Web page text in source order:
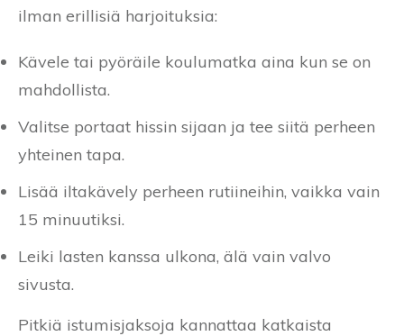
ilman erillisiä harjoituksia:
Kävele tai pyöräile koulumatka aina kun se on
mahdollista.
Valitse portaat hissin sijaan ja tee siitä perheen
yhteinen tapa.
Lisää iltakävely perheen rutiineihin, vaikka vain
15 minuutiksi.
Leiki lasten kanssa ulkona, älä vain valvo
sivusta.
Pitkiä istumisjaksoja kannattaa katkaista